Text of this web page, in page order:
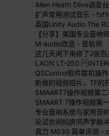
Allen Heath Dlive调音
扩声常用测试音乐 -
英国Unity Audio The
【分享】美国专业音
M-audio改造 - 音轨师
这几天闲下来修了2张
LAON LT-250
QSControl软件联机操
新做的视频短片，TF的
SMAART7操作视频第二
SMAART 7操作视频第
专业音响系统与家用音
论试衣间的房间声学脉
真力 M030 简单评测 -